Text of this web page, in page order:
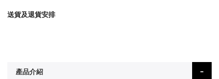
送貨及退貨安排
產品介紹